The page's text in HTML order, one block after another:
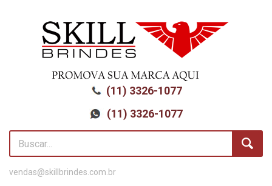
(11) 3326-1077
(11) 3326-1077
vendas@skillbrindes.com.br